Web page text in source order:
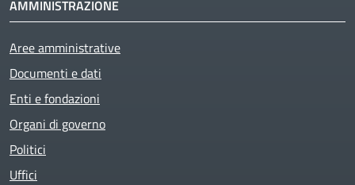
AMMINISTRAZIONE
Aree amministrative
Documenti e dati
Enti e fondazioni
Organi di governo
Politici
Uffici